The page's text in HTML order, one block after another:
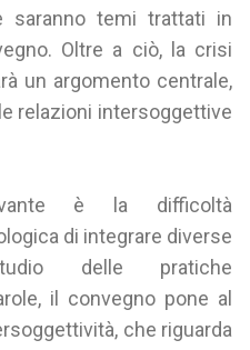
saranno temi trattati in
Oltre a ciò, la crisi
un argomento centrale,
relazioni intersoggettive
è la difficoltà
di integrare diverse
delle pratiche
il convegno pone al
che riguarda